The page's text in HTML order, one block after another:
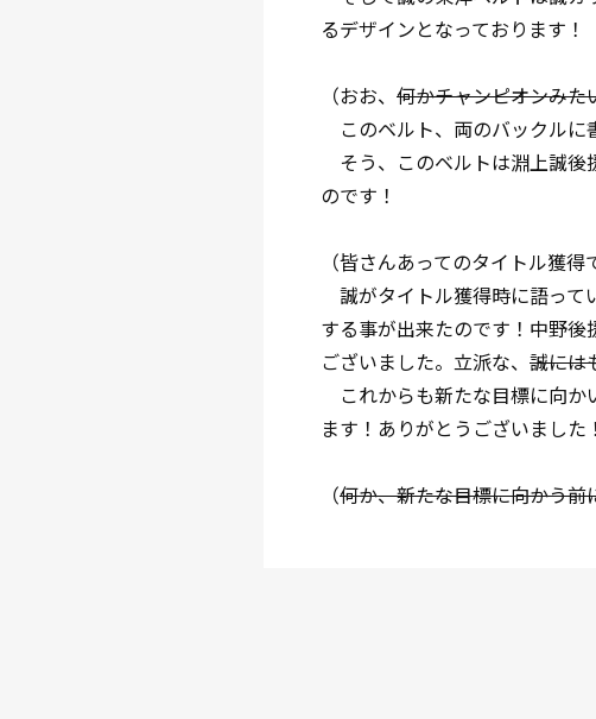
るデザインとなっております！
（おお、 何かチャンピオンみた
このベルト、両のバックルに
そう、このベルトは淵上誠後
のです！
（皆さんあってのタイトル獲得
誠がタイトル獲得時に語って
する事が出来たのです！中野
ございました。立派な、 誠には
これからも新たな目標に向か
ます！ありがとうございました！
（何か、新たな目標に向かう